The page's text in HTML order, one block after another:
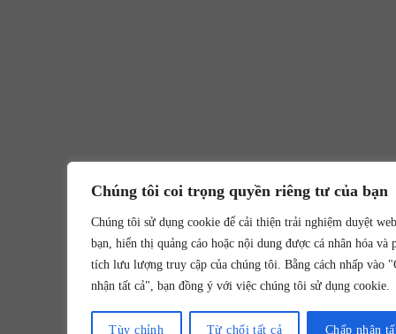
Chúng tôi coi trọng quyền riêng tư của bạn
Chúng tôi sử dụng cookie để cải thiện trải nghiệm duyệt
bạn, hiển thị quảng cáo hoặc nội dung được cá nhân hóa và
tích lưu lượng truy cập của chúng tôi. Bằng cách nhấp vào
nhận tất cả", bạn đồng ý với việc chúng tôi sử dụng cookie.
Tùy chỉnh Từ chối tất cả Chấp nhận